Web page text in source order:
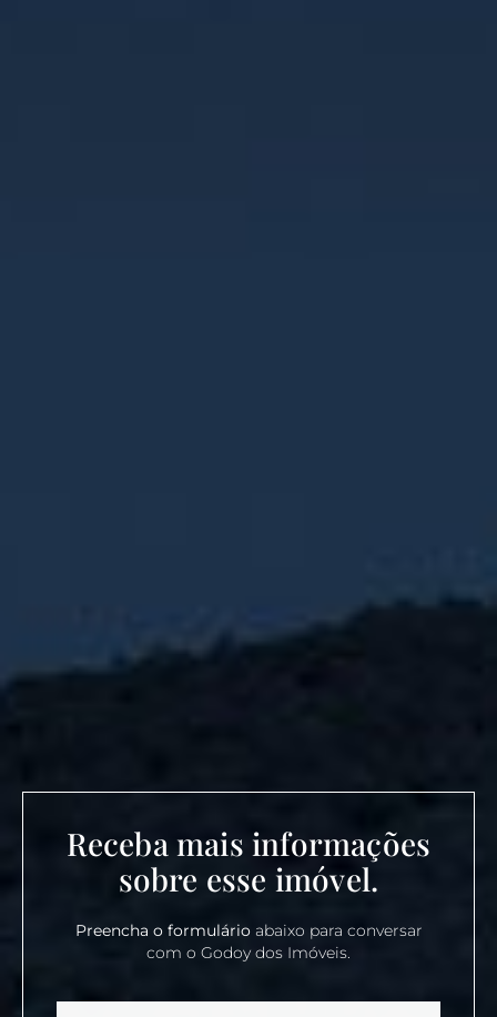
Receba mais informações
sobre esse imóvel.
Preencha o formulárioabaixo para conversar
com o Godoy dos Imóveis.